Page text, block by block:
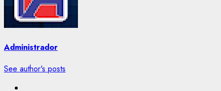
Administrador
See author's posts